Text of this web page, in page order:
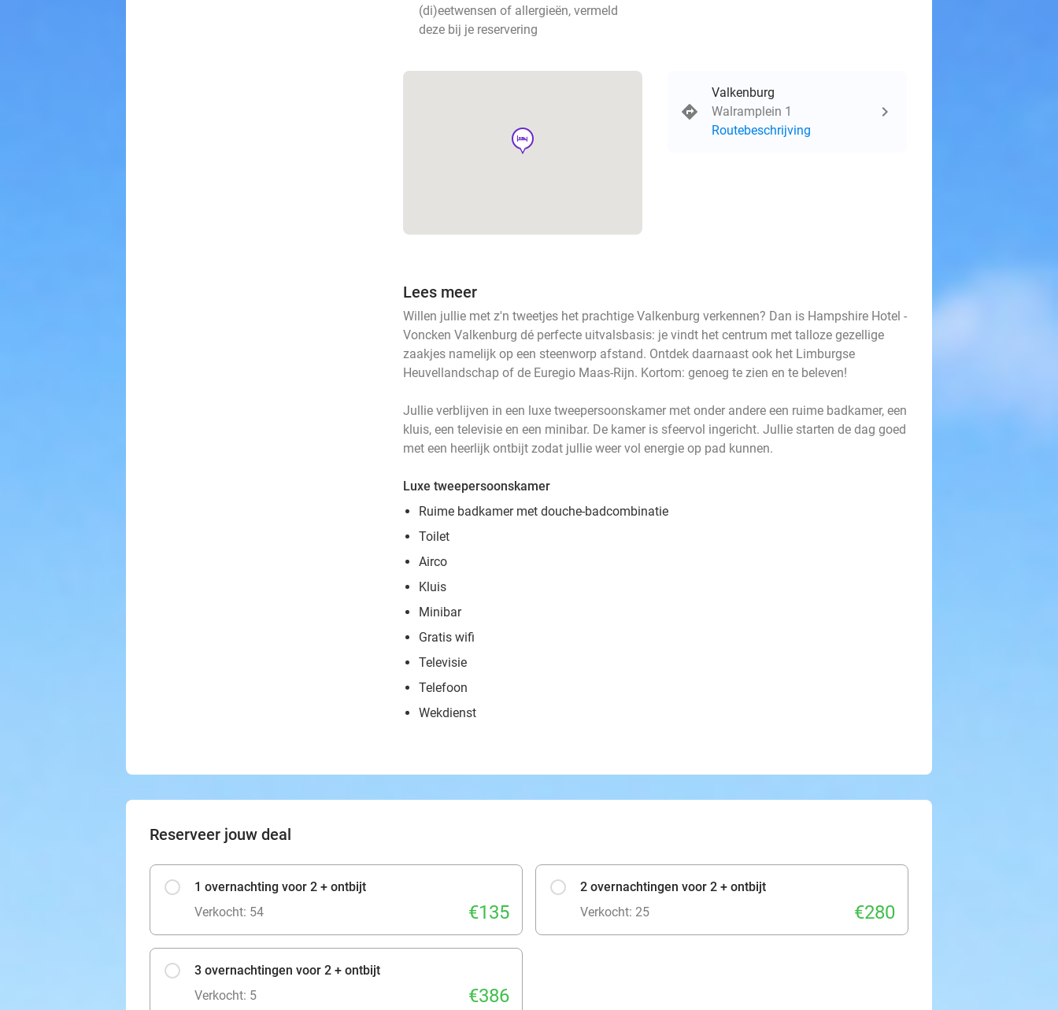
(di)eetwensen of allergieën, vermeld
deze bij je reservering
hotel
Valkenburg
Walramplein 1
Routebeschrijving
Lees meer
Willen jullie met z'n tweetjes het prachtige Valkenburg verkennen? Dan is Hampshire Hotel -
Voncken Valkenburg dé perfecte uitvalsbasis: je vindt het centrum met talloze gezellige
zaakjes namelijk op een steenworp afstand. Ontdek daarnaast ook het Limburgse
Heuvellandschap of de Euregio Maas-Rijn. Kortom: genoeg te zien en te beleven!
Jullie verblijven in een luxe tweepersoonskamer met onder andere een ruime badkamer, een
kluis, een televisie en een minibar. De kamer is sfeervol ingericht. Jullie starten de dag goed
met een heerlijk ontbijt zodat jullie weer vol energie op pad kunnen.
Luxe tweepersoonskamer
Ruime badkamer met douche-badcombinatie
Toilet
Airco
Kluis
Minibar
Gratis wifi
Televisie
Telefoon
Wekdienst
Reserveer jouw deal
1 overnachting voor 2 + ontbijt
Verkocht: 54
€135
2 overnachtingen voor 2 + ontbijt
Verkocht: 25
€280
3 overnachtingen voor 2 + ontbijt
Verkocht: 5
€386